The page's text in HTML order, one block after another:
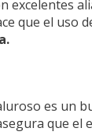
excelentes
que el uso
es un
que